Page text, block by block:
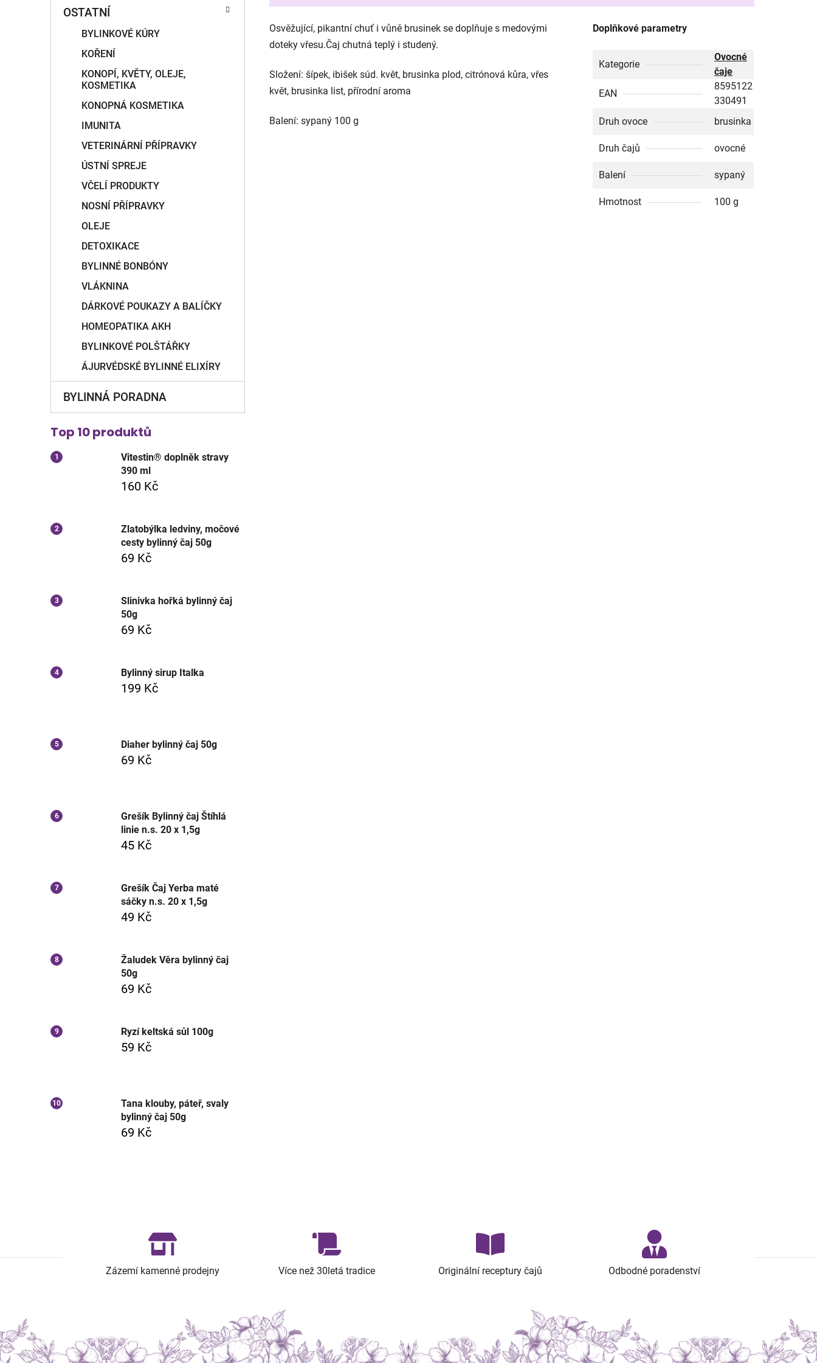
OSTATNÍ
BYLINKOVÉ KÚRY
KOŘENÍ
KONOPÍ, KVĚTY, OLEJE,
KOSMETIKA
KONOPNÁ KOSMETIKA
IMUNITA
VETERINÁRNÍ PŘÍPRAVKY
ÚSTNÍ SPREJE
VČELÍ PRODUKTY
NOSNÍ PŘÍPRAVKY
OLEJE
DETOXIKACE
BYLINNÉ BONBÓNY
VLÁKNINA
DÁRKOVÉ POUKAZY A BALÍČKY
HOMEOPATIKA AKH
BYLINKOVÉ POLŠTÁŘKY
ÁJURVÉDSKÉ BYLINNÉ ELIXÍRY
BYLINNÁ PORADNA
Top 10 produktů
Vitestin® doplněk stravy
390 ml
160 Kč
Zlatobýlka ledviny, močové
cesty bylinný čaj 50g
69 Kč
Slinivka hořká bylinný čaj
50g
69 Kč
Bylinný sirup Italka
199 Kč
Diaher bylinný čaj 50g
69 Kč
Grešík Bylinný čaj Štíhlá
linie n.s. 20 x 1,5g
45 Kč
Grešík Čaj Yerba maté
sáčky n.s. 20 x 1,5g
49 Kč
Žaludek Věra bylinný čaj
50g
69 Kč
Ryzí keltská sůl 100g
59 Kč
Tana klouby, páteř, svaly
bylinný čaj 50g
69 Kč
Osvěžující, pikantní chuť i vůně brusinek se doplňuje s medovými
doteky vřesu.Čaj chutná teplý i studený.
Složení: šípek, ibišek súd. květ, brusinka plod, citrónová kůra, vřes
květ, brusinka list, přírodní aroma
Balení: sypaný 100 g
Doplňkové parametry
Kategorie
Ovocné
čaje
EAN
8595122
330491
Druh ovoce
brusinka
Druh čajů ovocné
Balení sypaný
Hmotnost 100 g
Zázemí kamenné prodejny Více než 30letá tradice Originální receptury čajů Odbodné poradenství